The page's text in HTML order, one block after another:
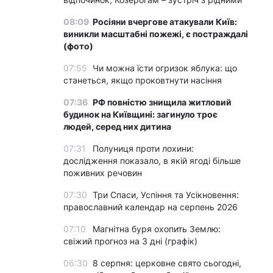
08:09 Росіяни вчергове атакували Київ:
виникли масштабні пожежі, є постраждалі
(фото)
07:55
Чи можна їсти огризок яблука: що
станеться, якщо проковтнути насіння
07:36 РФ повністю знищила житловий
будинок на Київщині: загинуло троє
людей, серед них дитина
07:31
Полуниця проти лохини:
дослідження показало, в якій ягоді більше
поживних речовин
07:30 Три Спаси, Успіння та Усікновення:
православний календар на серпень 2026
07:10
Магнітна буря охопить Землю:
свіжий прогноз на 3 дні (графік)
06:30 8 серпня: церковне свято сьогодні,